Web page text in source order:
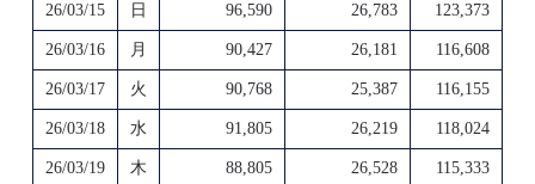
26/03/15 日 96,590 26,783 123,373
26/03/16 月 90,427 26,181 116,608
26/03/17 火 90,768 25,387 116,155
26/03/18 水 91,805 26,219 118,024
26/03/19 木 88,805 26,528 115,333